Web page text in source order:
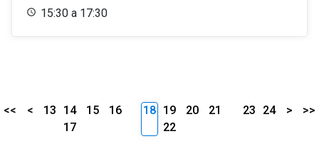
15:30 a 17:30
<< < 13 14 15
16
17
18 19 20
21
22
23 24 > >>